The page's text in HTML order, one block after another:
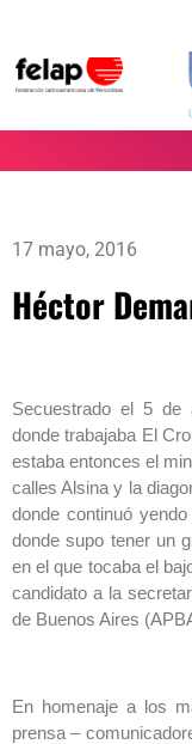
17 mayo, 2016
Héctor
Secuestrado el 5 de
donde trabajaba El
estaba entonces el
calles Alsina y la
donde continuó
donde supo tener un
en el que tocaba el
candidato a la
de Buenos Aires
En homenaje a los
prensa –